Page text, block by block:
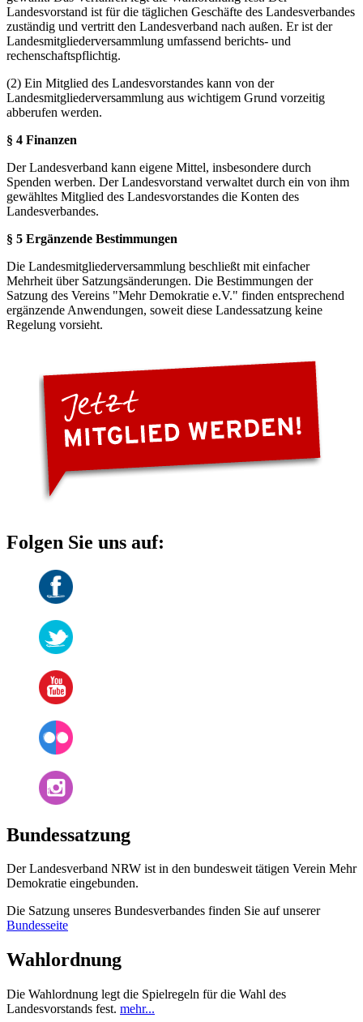
Landesvorstand ist für die täglichen Geschäfte des Landesverbandes
zuständig und vertritt den Landesverband nach außen. Er ist der
Landesmitgliederversammlung umfassend berichts- und
rechenschaftspflichtig.
(2) Ein Mitglied des Landesvorstandes kann von der
Landesmitgliederversammlung aus wichtigem Grund vorzeitig
abberufen werden.
§ 4 Finanzen
Der Landesverband kann eigene Mittel, insbesondere durch
Spenden werben. Der Landesvorstand verwaltet durch ein von ihm
gewähltes Mitglied des Landesvorstandes die Konten des
Landesverbandes.
§ 5 Ergänzende Bestimmungen
Die Landesmitgliederversammlung beschließt mit einfacher
Mehrheit über Satzungsänderungen. Die Bestimmungen der
Satzung des Vereins "Mehr Demokratie e.V." finden entsprechend
ergänzende Anwendungen, soweit diese Landessatzung keine
Regelung vorsieht.
Folgen Sie uns auf:
Bundessatzung
Der Landesverband NRW ist in den bundesweit tätigen Verein Mehr
Demokratie eingebunden.
Die Satzung unseres Bundesverbandes finden Sie auf unserer
Bundesseite
Wahlordnung
Die Wahlordnung legt die Spielregeln für die Wahl des
Landesvorstands fest. mehr...